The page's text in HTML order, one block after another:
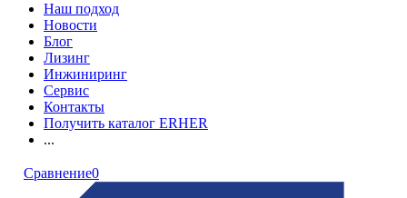
Наш подход
Новости
Блог
Лизинг
Инжиниринг
Сервис
Контакты
Получить каталог ERHER
...
Сравнение0